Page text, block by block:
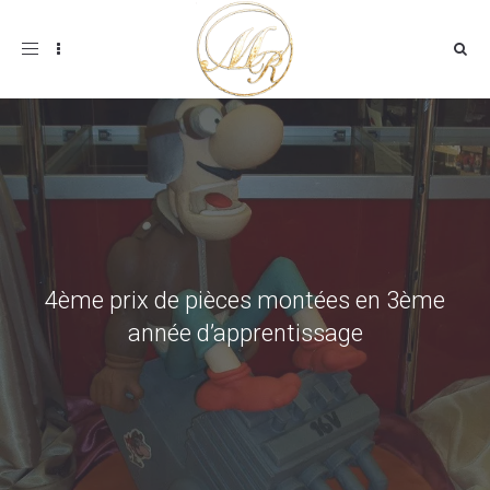
Toggle
4ème prix de pièces montées en 3ème
année d’apprentissage